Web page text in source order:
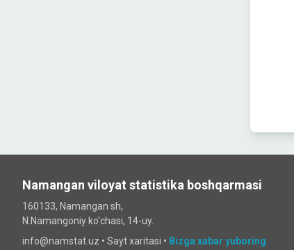
Namangan viloyat statistika boshqarmasi
160133, Namangan sh,
N.Namangoniy ko'chasi, 14-uy.
info@namstat.uz • Sayt xaritasi • Bizga xabar yuboring